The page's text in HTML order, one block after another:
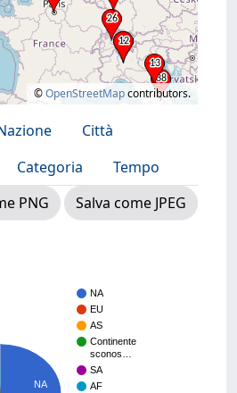
©OpenStreetMapcontributors.
Città
Categoria
Tempo
PNG
Salva come JPEG
NA
EU
AS
Continente
sconos…
SA
AF
NA